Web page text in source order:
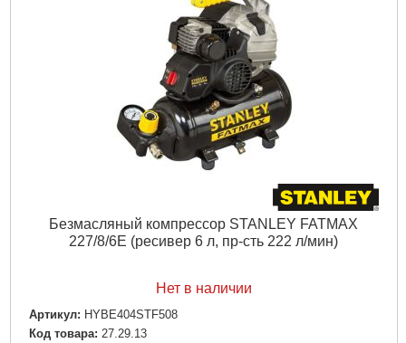
Безмасляный компрессор STANLEY FATMAX
227/8/6E (ресивер 6 л, пр-сть 222 л/мин)
Нет в наличии
Артикул: HYBE404STF508
Код товара: 27.29.13